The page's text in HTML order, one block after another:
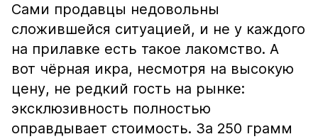
Сами продавцы недовольны
сложившейся ситуацией, и не у каждого
на прилавке есть такое лакомство. А
вот чёрная икра, несмотря на высокую
цену, не редкий гость на рынке:
эксклюзивность полностью
оправдывает стоимость. За 250 грамм